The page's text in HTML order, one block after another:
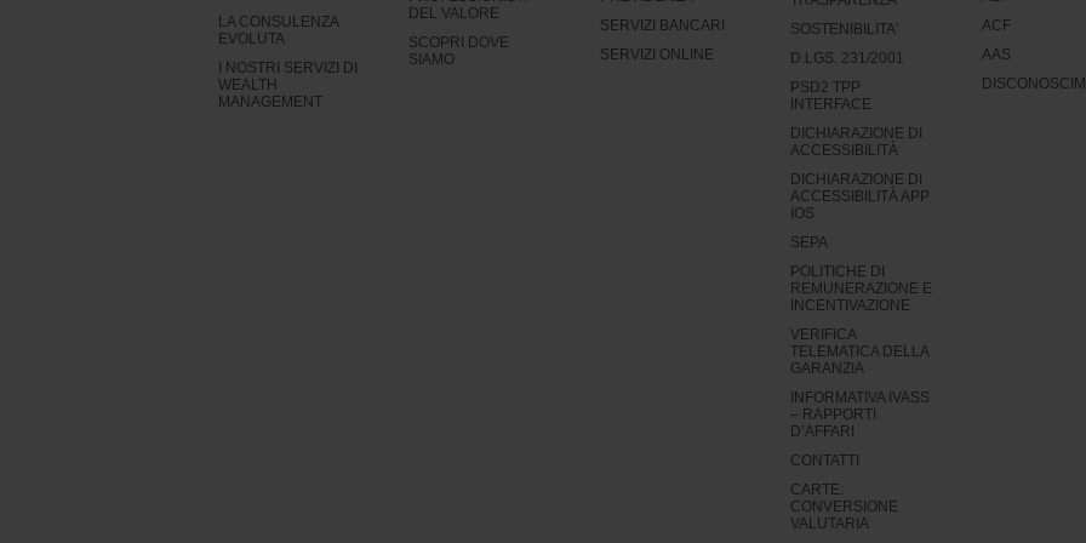
LA CONSULENZA
EVOLUTA
I NOSTRI SERVIZI DI
WEALTH
MANAGEMENT
DEL VALORE
SCOPRI DOVE
SIAMO
SERVIZI BANCARI
SERVIZI ONLINE
SOSTENIBILITA'
D.LGS. 231/2001
PSD2 TPP
INTERFACE
DICHIARAZIONE DI
ACCESSIBILITÀ
DICHIARAZIONE DI
ACCESSIBILITÀ APP
IOS
SEPA
POLITICHE DI
REMUNERAZIONE E
INCENTIVAZIONE
VERIFICA
TELEMATICA DELLA
GARANZIA
INFORMATIVA IVASS
– RAPPORTI
D’AFFARI
CONTATTI
CARTE:
CONVERSIONE
VALUTARIA
ACF
AAS